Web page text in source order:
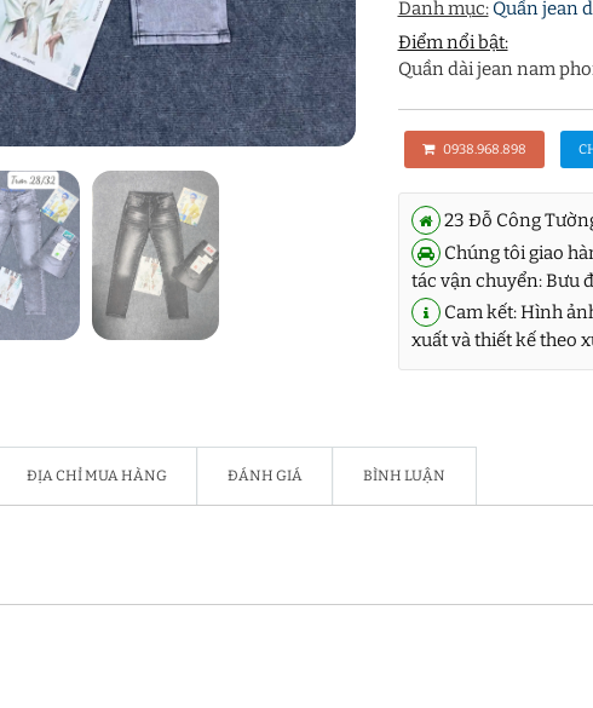
Danh mục: Quần jean
Điểm nổi bật:
Quần dài jean nam
0938.968.898
23 Đỗ Công
Chúng tôi giao
tác vận chuyển: Bưu
Cam kết: Hình
xuất và thiết kế theo
ĐỊA CHỈ MUA HÀNG ĐÁNH GIÁ BÌNH LUẬN